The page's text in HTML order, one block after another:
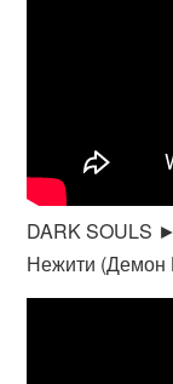
DARK SOULS
Нежити (Демон